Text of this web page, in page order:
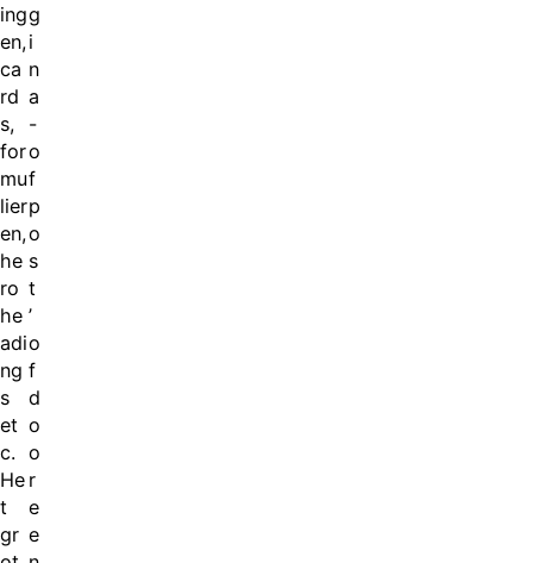
ing
en,
ca
rd
s,
for
mu
lier
en,
he
ro
he
adi
ng
s
et
c.
He
t
gr
g
i
n
a
-
o
f
p
o
s
t
’
o
f
d
o
o
r
e
e